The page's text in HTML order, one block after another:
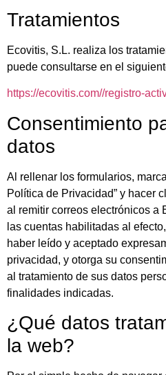
Tratamientos
Ecovitis, S.L. realiza los
puede consultarse en el
https://ecovitis.com//registro-
Consentimiento
datos
Al rellenar los formularios,
Política de Privacidad” y hacer
al remitir correos electrónicos a
las cuentas habilitadas al
haber leído y aceptado
privacidad, y otorga su
al tratamiento de sus datos
finalidades indicadas.
¿Qué datos
la web?